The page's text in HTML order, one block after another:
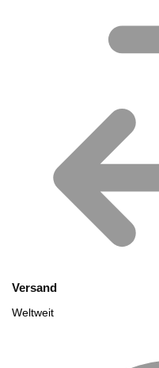
Versand
Weltweit